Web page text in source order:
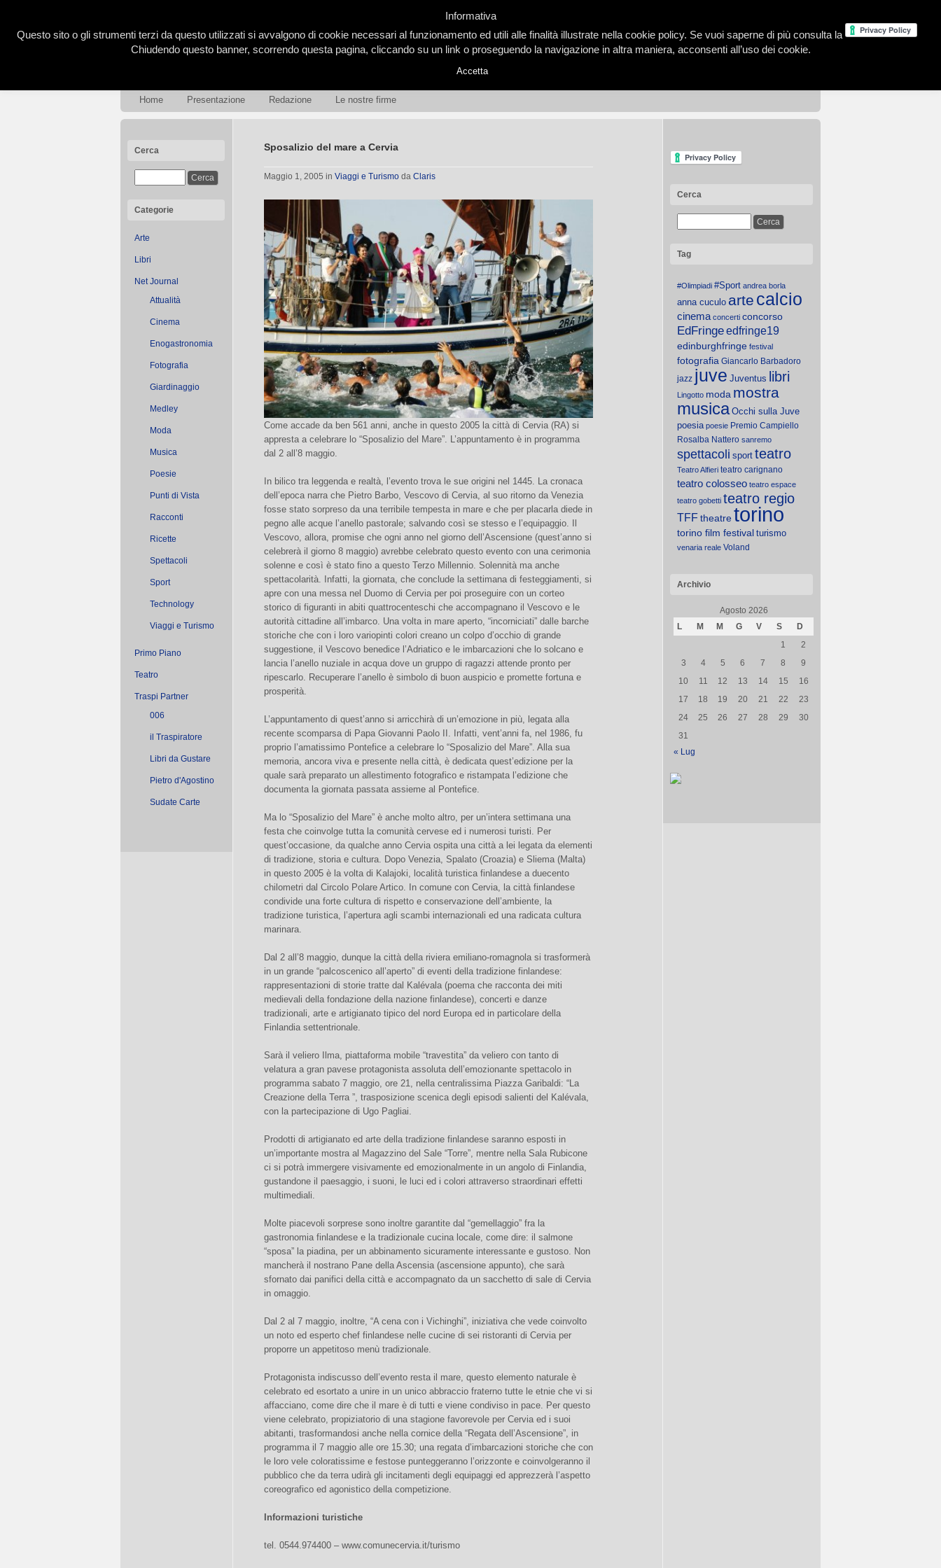
Home Presentazione Redazione Le nostre firme
Cerca
Categorie
Arte
Libri
Net Journal
Attualità
Cinema
Enogastronomia
Fotografia
Giardinaggio
Medley
Moda
Musica
Poesie
Punti di Vista
Racconti
Ricette
Spettacoli
Sport
Technology
Viaggi e Turismo
Primo Piano
Teatro
Traspi Partner
006
il Traspiratore
Libri da Gustare
Pietro d'Agostino
Sudate Carte
Sposalizio del mare a Cervia
Maggio 1, 2005 in Viaggi e Turismo da Claris
Come accade da ben 561 anni, anche in questo 2005 la città di Cervia (RA) si
appresta a celebrare lo “Sposalizio del Mare”. L’appuntamento è in programma
dal 2 all’8 maggio.
In bilico tra leggenda e realtà, l’evento trova le sue origini nel 1445. La cronaca
dell’epoca narra che Pietro Barbo, Vescovo di Cervia, al suo ritorno da Venezia
fosse stato sorpreso da una terribile tempesta in mare e che per placarla diede in
pegno alle acque l’anello pastorale; salvando così se stesso e l’equipaggio. Il
Vescovo, allora, promise che ogni anno nel giorno dell’Ascensione (quest’anno si
celebrerà il giorno 8 maggio) avrebbe celebrato questo evento con una cerimonia
solenne e così è stato fino a questo Terzo Millennio. Solennità ma anche
spettacolarità. Infatti, la giornata, che conclude la settimana di festeggiamenti, si
apre con una messa nel Duomo di Cervia per poi proseguire con un corteo
storico di figuranti in abiti quattrocenteschi che accompagnano il Vescovo e le
autorità cittadine all’imbarco. Una volta in mare aperto, “incorniciati” dalle barche
storiche che con i loro variopinti colori creano un colpo d’occhio di grande
suggestione, il Vescovo benedice l’Adriatico e le imbarcazioni che lo solcano e
lancia l’anello nuziale in acqua dove un gruppo di ragazzi attende pronto per
ripescarlo. Recuperare l’anello è simbolo di buon auspicio e promette fortuna e
prosperità.
L’appuntamento di quest’anno si arricchirà di un’emozione in più, legata alla
recente scomparsa di Papa Giovanni Paolo II. Infatti, vent’anni fa, nel 1986, fu
proprio l’amatissimo Pontefice a celebrare lo “Sposalizio del Mare”. Alla sua
memoria, ancora viva e presente nella città, è dedicata quest’edizione per la
quale sarà preparato un allestimento fotografico e ristampata l’edizione che
documenta la giornata passata assieme al Pontefice.
Ma lo “Sposalizio del Mare” è anche molto altro, per un’intera settimana una
festa che coinvolge tutta la comunità cervese ed i numerosi turisti. Per
quest’occasione, da qualche anno Cervia ospita una città a lei legata da elementi
di tradizione, storia e cultura. Dopo Venezia, Spalato (Croazia) e Sliema (Malta)
in questo 2005 è la volta di Kalajoki, località turistica finlandese a duecento
chilometri dal Circolo Polare Artico. In comune con Cervia, la città finlandese
condivide una forte cultura di rispetto e conservazione dell’ambiente, la
tradizione turistica, l’apertura agli scambi internazionali ed una radicata cultura
marinara.
Dal 2 all’8 maggio, dunque la città della riviera emiliano-romagnola si trasformerà
in un grande “palcoscenico all’aperto” di eventi della tradizione finlandese:
rappresentazioni di storie tratte dal Kalévala (poema che racconta dei miti
medievali della fondazione della nazione finlandese), concerti e danze
tradizionali, arte e artigianato tipico del nord Europa ed in particolare della
Finlandia settentrionale.
Sarà il veliero Ilma, piattaforma mobile “travestita” da veliero con tanto di
velatura a gran pavese protagonista assoluta dell’emozionante spettacolo in
programma sabato 7 maggio, ore 21, nella centralissima Piazza Garibaldi: “La
Creazione della Terra ”, trasposizione scenica degli episodi salienti del Kalévala,
con la partecipazione di Ugo Pagliai.
Prodotti di artigianato ed arte della tradizione finlandese saranno esposti in
un’importante mostra al Magazzino del Sale “Torre”, mentre nella Sala Rubicone
ci si potrà immergere visivamente ed emozionalmente in un angolo di Finlandia,
gustandone il paesaggio, i suoni, le luci ed i colori attraverso straordinari effetti
multimediali.
Molte piacevoli sorprese sono inoltre garantite dal “gemellaggio” fra la
gastronomia finlandese e la tradizionale cucina locale, come dire: il salmone
“sposa” la piadina, per un abbinamento sicuramente interessante e gustoso. Non
mancherà il nostrano Pane della Ascensia (ascensione appunto), che sarà
sfornato dai panifici della città e accompagnato da un sacchetto di sale di Cervia
in omaggio.
Dal 2 al 7 maggio, inoltre, “A cena con i Vichinghi”, iniziativa che vede coinvolto
un noto ed esperto chef finlandese nelle cucine di sei ristoranti di Cervia per
proporre un appetitoso menù tradizionale.
Protagonista indiscusso dell’evento resta il mare, questo elemento naturale è
celebrato ed esortato a unire in un unico abbraccio fraterno tutte le etnie che vi si
affacciano, come dire che il mare è di tutti e viene condiviso in pace. Per questo
viene celebrato, propiziatorio di una stagione favorevole per Cervia ed i suoi
abitanti, trasformandosi anche nella cornice della “Regata dell’Ascensione”, in
programma il 7 maggio alle ore 15.30; una regata d’imbarcazioni storiche che con
le loro vele coloratissime e festose punteggeranno l’orizzonte e coinvolgeranno il
pubblico che da terra udirà gli incitamenti degli equipaggi ed apprezzerà l’aspetto
coreografico ed agonistico della competizione.
Informazioni turistiche
tel. 0544.974400 – www.comunecervia.it/turismo
Cerca
Tag
#Olimpiadi #Sport andrea borla
anna cuculo arte calcio
cinema concerti concorso
EdFringeedfringe19
edinburghfringe festival
fotografia Giancarlo Barbadoro
jazz juve Juventus libri
Lingotto moda mostra
musica Occhi sulla Juve
poesia poesie Premio Campiello
Rosalba Nattero sanremo
spettacoli sport teatro
Teatro Alfieri teatro carignano
teatro colosseo teatro espace
teatro gobetti teatro regio
TFFtheatretorino
torino film festival turismo
venaria reale Voland
Archivio
Agosto 2026
L
M M G V S
D
1
2
3
4 5 6 7 8
9
10
11 12 13 14 15
16
17
18 19 20 21 22
23
24
25 26 27 28 29
30
31
« Lug
Informativa
Questo sito o gli strumenti terzi da questo utilizzati si avvalgono di cookie necessari al funzionamento ed utili alle finalità illustrate nella cookie policy. Se vuoi saperne di più consulta la
Chiudendo questo banner, scorrendo questa pagina, cliccando su un link o proseguendo la navigazione in altra maniera, acconsenti all’uso dei cookie.
Accetta